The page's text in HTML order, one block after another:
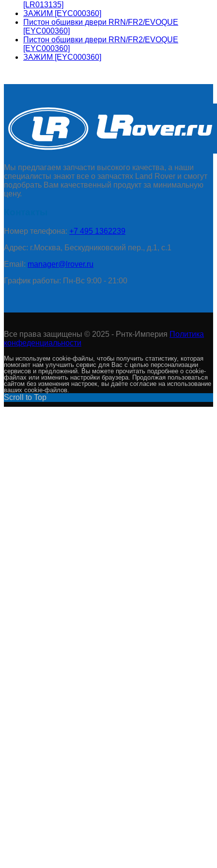
[LR013135]
ЗАЖИМ [EYC000360]
Пистон обшивки двери RRN/FR2/EVOQUE
[EYC000360]
Пистон обшивки двери RRN/FR2/EVOQUE
[EYC000360]
ЗАЖИМ [EYC000360]
Мы предлагаем запчасти высокого качества, а наши
специалисты знают все о запчастях Land Rover и смогут
подобрать Вам качественный продукт за минимальную
цену.
Номер телефона: +7 495 1362239
Адрес: г.Москва, Бескудниковский пер., д.1, с.1
Email: manager@lrover.ru
График работы: Пн-Вс 9:00 - 21:00
Все права защищены © 2025 - Рнтк-Империя Политика
конфеденциальности
Мы используем cookie-файлы, чтобы получить статистику, которая
помогает нам улучшить сервис для Вас с целью персонализации
сервисов и предложений. Вы можете прочитать подробнее о cookie-
файлах или изменить настройки браузера. Продолжая пользоваться
сайтом без изменения настроек, вы даёте согласие на использование
ваших cookie-файлов.
Scroll to Top